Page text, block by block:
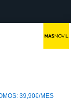
39,90€/MES